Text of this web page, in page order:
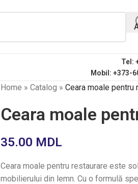
Tel:
Mobil: +373-
Home » Catalog » Ceara moale pentru
Ceara moale
35.00 MDL
Ceara moale pentru restaurare este
mobilierului din lemn. Cu o formulă